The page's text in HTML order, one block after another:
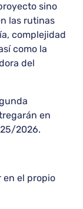
sino
las rutinas
complejidad
como la
del
en
2026.
en el propio